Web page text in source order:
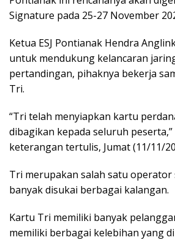
Signature pada 25-27 November
Ketua ESJ Pontianak Hendra
untuk mendukung kelancaran
pertandingan, pihaknya bekerja
Tri.
“Tri telah menyiapkan kartu
dibagikan kepada seluruh
keterangan tertulis, Jumat (11/11/
Tri merupakan salah satu operator
banyak disukai berbagai kalangan.
Kartu Tri memiliki banyak
memiliki berbagai kelebihan yang